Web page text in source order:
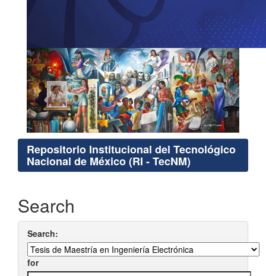
Repositorio Institucional del Tecnológico
Nacional de México (RI - TecNM)
Search
Search:
for